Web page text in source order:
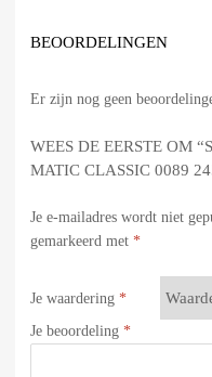
BEOORDELINGEN
Er zijn nog geen
WEES DE EERSTE OM
MATIC CLASSIC 0089
Je e-mailadres wordt niet
gemarkeerd met *
Je waardering *
Je beoordeling *